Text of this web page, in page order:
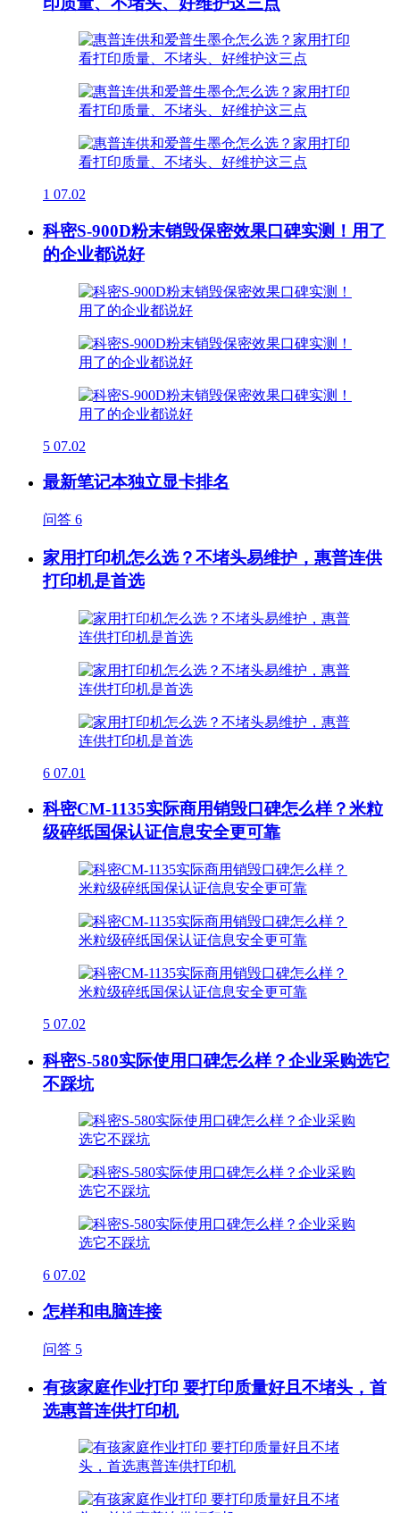
1 07.02
科密S-900D粉末销毁保密效果口碑实测！用了
的企业都说好
5 07.02
最新笔记本独立显卡排名
问答 6
家用打印机怎么选？不堵头易维护，惠普连供
打印机是首选
6 07.01
科密CM-1135实际商用销毁口碑怎么样？米粒
级碎纸国保认证信息安全更可靠
5 07.02
科密S-580实际使用口碑怎么样？企业采购选它
不踩坑
6 07.02
怎样和电脑连接
问答 5
有孩家庭作业打印 要打印质量好且不堵头，首
选惠普连供打印机